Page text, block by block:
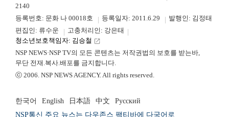
2140
등록번호: 문화 나 00018호
등록일자: 2011.6.29
발행인: 김정태
편집인: 류수운
고충처리인: 강은태
청소년보호책임자: 김승철 launch
NSP NEWS·NSP TV의 모든 콘텐츠는 저작권법의 보호를 받는바,
무단 전재.복사.배포를 금지합니다.
ⓒ 2006. NSP NEWS AGENCY. All rights reserved.
한국어 English 日本語 中文
Русский
NSP통신 주요 뉴스는 다우존스 팩티바에 다국어로